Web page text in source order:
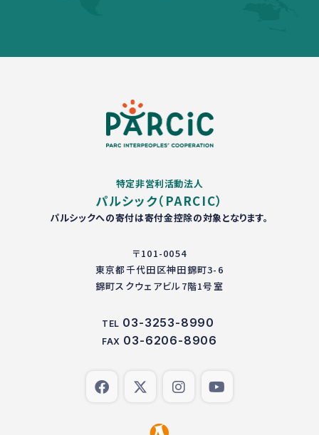
特定非営利活動法人
パルシック（PARCIC）
パルシックへの寄付は寄付金控除の対象となります。
〒101-0054
東京都千代田区神田錦町3-6
錦町スクウェアビル7階1号室
TEL 03-3253-8990
FAX 03-6206-8906